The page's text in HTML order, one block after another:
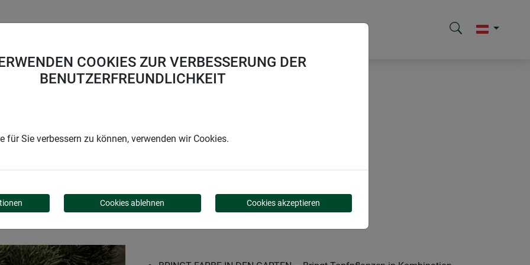
COOKIES ZUR VERBESSERUNG DER
BENUTZERFREUNDLICHKEIT
für Sie verbessern zu können, verwenden wir Cookies.
Cookies ablehnen Cookies akzeptieren